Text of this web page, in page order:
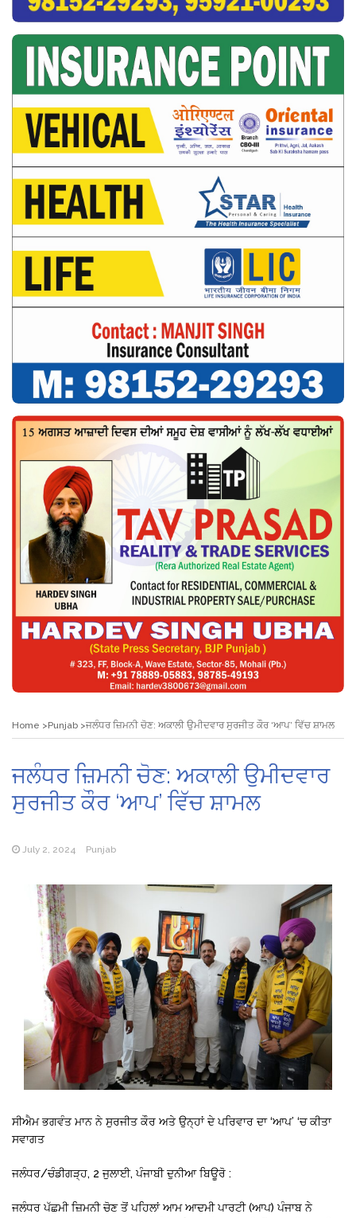
Home Punjab ਜਲੰਧਰ ਜ਼ਿਮਨੀ ਚੋਣ: ਅਕਾਲੀ ਉਮੀਦਵਾਰ ਸੁਰਜੀਤ ਕੌਰ ‘ਆਪ’ ਵਿੱਚ ਸ਼ਾਮਲ
ਜਲੰਧਰ ਜ਼ਿਮਨੀ ਚੋਣ: ਅਕਾਲੀ ਉਮੀਦਵਾਰ
ਸੁਰਜੀਤ ਕੌਰ ‘ਆਪ’ ਵਿੱਚ ਸ਼ਾਮਲ
July 2, 2024 Punjab
ਸੀਐਮ ਭਗਵੰਤ ਮਾਨ ਨੇ ਸੁਰਜੀਤ ਕੌਰ ਅਤੇ ਉਨ੍ਹਾਂ ਦੇ ਪਰਿਵਾਰ ਦਾ ‘ਆਪ’ ‘ਚ ਕੀਤਾ
ਸਵਾਗਤ
ਜਲੰਧਰ/ਚੰਡੀਗੜ੍ਹ, 2 ਜੁਲਾਈ, ਪੰਜਾਬੀ ਦੁਨੀਆ ਬਿਊਰੋ :
ਜਲੰਧਰ ਪੱਛਮੀ ਜ਼ਿਮਨੀ ਚੋਣ ਤੋਂ ਪਹਿਲਾਂ ਆਮ ਆਦਮੀ ਪਾਰਟੀ (ਆਪ) ਪੰਜਾਬ ਨੇ